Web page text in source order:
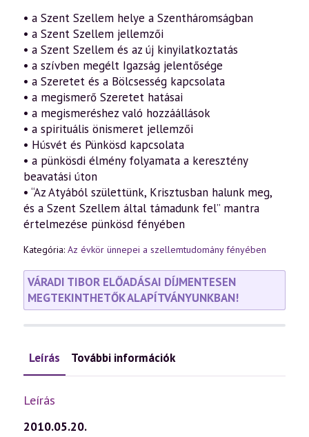
(2010.05.20.)
mennyiség
• a Szent Szellem helye a Szentháromságban
• a Szent Szellem jellemzői
• a Szent Szellem és az új kinyilatkoztatás
• a szívben megélt Igazság jelentősége
• a Szeretet és a Bölcsesség kapcsolata
• a megismerő Szeretet hatásai
• a megismeréshez való hozzáállások
• a spirituális önismeret jellemzői
• Húsvét és Pünkösd kapcsolata
• a pünkösdi élmény folyamata a keresztény
beavatási úton
• “Az Atyából születtünk, Krisztusban halunk meg,
és a Szent Szellem által támadunk fel” mantra
értelmezése pünkösd fényében
Kategória: Az évkör ünnepei a szellemtudomány fényében
VÁRADI TIBOR ELŐADÁSAI DÍJMENTESEN
MEGTEKINTHETŐK ALAPÍTVÁNYUNKBAN!
Leírás További információk
Leírás
2010.05.20.